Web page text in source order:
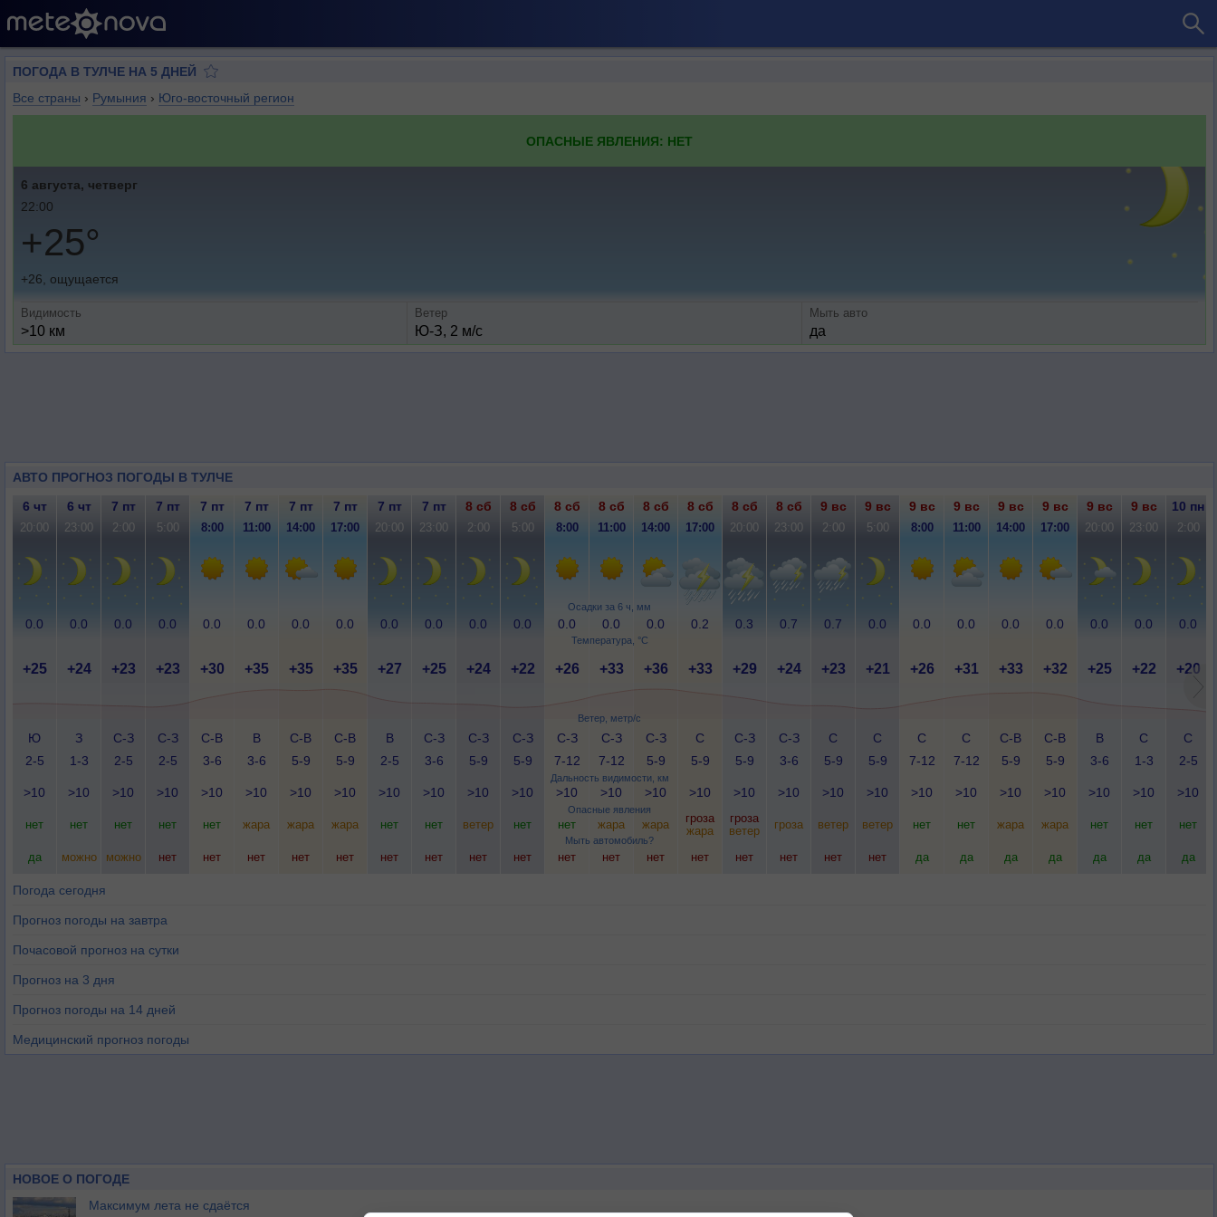
ПОГОДА В ТУЛЧЕ НА 5 ДНЕЙ
Все страны › Румыния › Юго-восточный регион
ОПАСНЫЕ ЯВЛЕНИЯ: НЕТ
6 августа, четверг
22:00
+25°
+26, ощущается
Видимость
>10 км
Ветер
Ю-З, 2 м/с
Мыть авто
да
АВТО ПРОГНОЗ ПОГОДЫ В ТУЛЧЕ
Осадки за 6 ч, мм
Температура, °C
Ветер, метр/с
Дальность видимости, км
Опасные явления
Мыть автомобиль?
6 чт 6 чт 7 пт 7 пт 7 пт 7 пт 7 пт 7 пт 7 пт 7 пт 8 сб 8 сб 8 сб 8 сб 8 сб 8 сб 8 сб 8 сб 9 вс 9 вс 9 вс 9 вс 9 вс 9 вс 9 вс 9 вс 10 пн
20:00 23:00 2:00 5:00 8:00 11:00 14:00 17:00 20:00 23:00 2:00 5:00 8:00 11:00 14:00 17:00 20:00 23:00 2:00 5:00 8:00 11:00 14:00 17:00 20:00 23:00 2:00
0.0 0.0 0.0 0.0 0.0 0.0 0.0 0.0 0.0 0.0 0.0 0.0 0.0 0.0 0.0 0.2 0.3 0.7 0.7 0.0 0.0 0.0 0.0 0.0 0.0 0.0 0.0
+25 +24 +23 +23 +30 +35 +35 +35 +27 +25 +24 +22 +26 +33 +36 +33 +29 +24 +23 +21 +26 +31 +33 +32 +25 +22 +20
Ю
2-5
З
1-3
С-З
2-5
С-З
2-5
С-В
3-6
В
3-6
С-В
5-9
С-В
5-9
В
2-5
С-З
3-6
С-З
5-9
С-З
5-9
С-З
7-12
С-З
7-12
С-З
5-9
С
5-9
С-З
5-9
С-З
3-6
С
5-9
С
5-9
С
7-12
С
7-12
С-В
5-9
С-В
5-9
В
3-6
С
1-3
С
2-5
>10 >10 >10 >10 >10 >10 >10 >10 >10 >10 >10 >10 >10 >10 >10 >10 >10 >10 >10 >10 >10 >10 >10 >10 >10 >10 >10
нет нет нет нет нет жара жара жара нет нет ветер нет нет жара жара
гроза
жара
гроза
ветер
гроза ветер ветер нет нет жара жара нет нет нет
да можно можно нет нет нет нет нет нет нет нет нет нет нет нет нет нет нет нет нет да да да да да да да
Погода сегодня
Прогноз погоды на завтра
Почасовой прогноз на сутки
Прогноз на 3 дня
Прогноз погоды на 14 дней
Медицинский прогноз погоды
НОВОЕ О ПОГОДЕ
Максимум лета не сдаётся